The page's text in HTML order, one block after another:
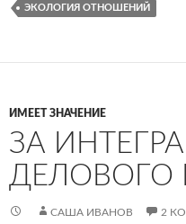
ЭКОЛОГИЯ ОТНОШЕНИЙ
ИМЕЕТ ЗНАЧЕНИЕ
ЗА
ДЕЛОВОГО
САША ИВАНОВ 2